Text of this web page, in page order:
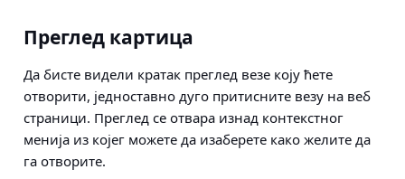
Преглед картица
Да бисте видели кратак преглед везе коју ћете
отворити, једноставно дуго притисните везу на веб
страници. Преглед се отвара изнад контекстног
менија из којег можете да изаберете како желите да
га отворите.